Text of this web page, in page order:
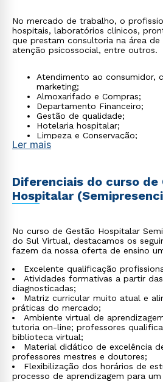
No mercado de trabalho, o
hospitais, laboratórios clínicos,
que prestam consultoria na área
atenção psicossocial, entre outros.
Atendimento ao consumidor,
marketing;
Almoxarifado e Compras;
Departamento Financeiro;
Gestão de qualidade;
Hotelaria hospitalar;
Limpeza e Conservação;
Planejamento e administração
Ler mais
Diferenciais do curso de
Hospitalar
No curso de Gestão Hospitalar
do Sul Virtual, destacamos os
fazem da nossa oferta de ensino
Excelente qualificação
Atividades formativas a partir
diagnosticadas;
Matriz curricular muito atual e
práticas do mercado;
Ambiente virtual de
tutoria on-line; professores
biblioteca virtual;
Material didático de excelência
professores mestres e doutores;
Flexibilização dos horários de
processo de aprendizagem para